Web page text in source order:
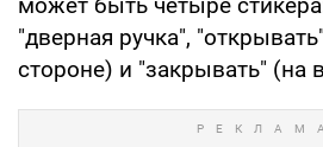
"дверная ручка",
стороне) и "закрывать" (на